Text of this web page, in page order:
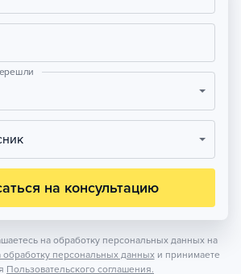
на консультацию
на обработку персональных данных на
обработку персональных данных и принимаете
Пользовательского соглашения.